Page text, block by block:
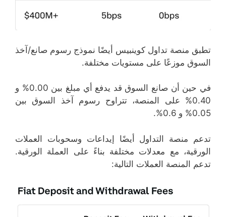
تطبق منصة تداول كوينبيس أيضًا نموذج رسوم صانع/آخذ
السوق موزعًا على مستويات مختلفة.
في حين أن صانع السوق قد يدفع أي مبلغ بين 0.00% و
0.40% على المنصة، تتراوح رسوم آخذ السوق بين
0.05% و 0.6%.
تدعم منصة التداول أيضًا إيداعات وسحوبات العملات
الورقية، مع معدلات مختلفة بناءً على العملة الورقية.
تدعم المنصة العملات التالية: